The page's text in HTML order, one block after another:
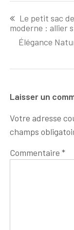
de
l'article
Le petit sac
moderne : allier
Élégance
Laisser un
Votre adresse
champs
Commentaire *